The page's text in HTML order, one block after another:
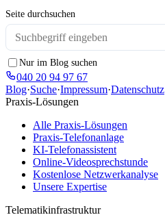
Seite durchsuchen
Nur im Blog suchen
040 20 94 97 67
Blog·Suche·Impressum·Datenschutz
Praxis-Lösungen
Alle Praxis-Lösungen
Praxis-Telefonanlage
KI-Telefonassistent
Online-Videosprechstunde
Kostenlose Netzwerkanalyse
Unsere Expertise
Telematikinfrastruktur